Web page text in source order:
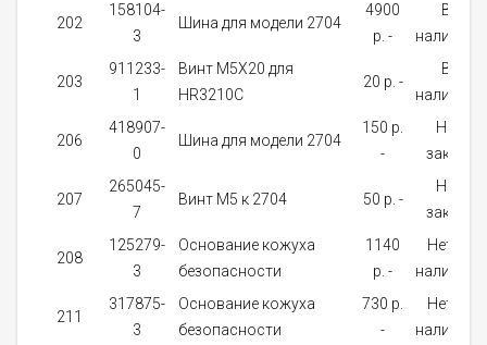
202
158104-
3
Шина для модели 2704
4900
p. -
В
наличии
203
911233-
1
Винт M5X20 для
HR3210C
20 p. -
В
наличии
206
418907-
0
Шина для модели 2704
150 p.
-
На
заказ
207
265045-
7
Винт M5 к 2704 50 p. -
На
заказ
208
125279-
3
Основание кожуха
безопасности
1140
p. -
Нет в
наличии
211
317875-
3
Основание кожуха
безопасности
730 p.
-
Нет в
наличии